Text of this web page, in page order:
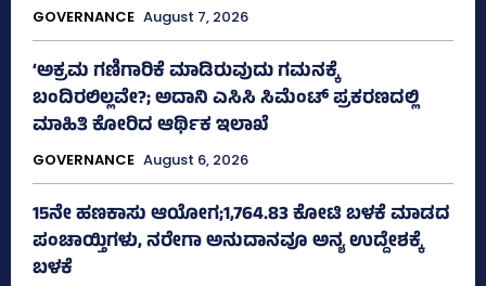
GOVERNANCE August 7, 2026
‘ಅಕ್ರಮ ಗಣಿಗಾರಿಕೆ ಮಾಡಿರುವುದು ಗಮನಕ್ಕೆ
ಬಂದಿರಲಿಲ್ಲವೇ?; ಅದಾನಿ ಎಸಿಸಿ ಸಿಮೆಂಟ್ ಪ್ರಕರಣದಲ್ಲಿ
ಮಾಹಿತಿ ಕೋರಿದ ಆರ್ಥಿಕ ಇಲಾಖೆ
GOVERNANCE August 6, 2026
15ನೇ ಹಣಕಾಸು ಆಯೋಗ;1,764.83 ಕೋಟಿ ಬಳಕೆ ಮಾಡದ
ಪಂಚಾಯ್ತಿಗಳು, ನರೇಗಾ ಅನುದಾನವೂ ಅನ್ಯ ಉದ್ದೇಶಕ್ಕೆ
ಬಳಕೆ